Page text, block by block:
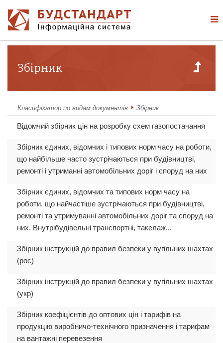
Збірник
Класифікатор по видам документів Збірник
Відомчий збірник цін на розробку схем газопостачання
Збірник єдиних, відомчих і типових норм часу на роботи,
що найбільше часто зустрічаються при будівництві,
ремонті і утриманні автомобільних доріг і споруд на них
Збірник єдиних, відомчих та типових норм часу на
роботи, що найчастіше зустрічаються при будівництві,
ремонті та утримуванні автомобільних доріг та споруд на
них. Внутрібудівельні транспортні, такелаж...
Збірник інструкцій до правил безпеки у вугільних шахтах
(рос)
Збірник інструкцій до правил безпеки у вугільних шахтах
(укр)
Збірник коефіцієнтів до оптових цін і тарифів на
продукцію виробничо-технічного призначення і тарифам
на вантажні перевезення